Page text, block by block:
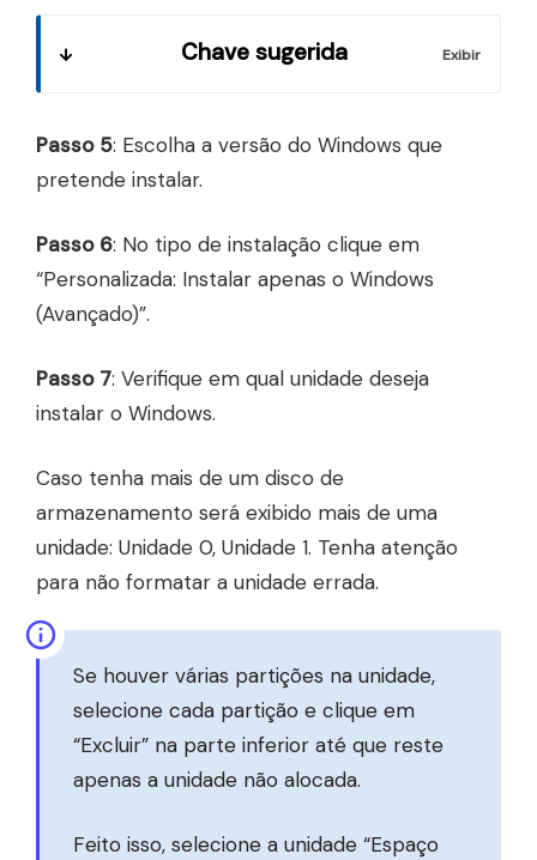
Chave sugerida
Passo 5: Escolha a versão do Windows que
pretende instalar.
Passo 6: No tipo de instalação clique em
“Personalizada: Instalar apenas o Windows
(Avançado)”.
Passo 7: Verifique em qual unidade deseja
instalar o Windows.
Caso tenha mais de um disco de
armazenamento será exibido mais de uma
unidade: Unidade 0, Unidade 1. Tenha atenção
para não formatar a unidade errada.
Se houver várias partições na unidade,
selecione cada partição e clique em
“Excluir” na parte inferior até que reste
apenas a unidade não alocada.
Feito isso, selecione a unidade “Espaço